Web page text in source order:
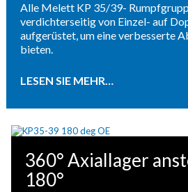
Alle Melett KP 35/39-
verdichterseitig von Einzel- auf
aufgerüstet, um eine verbesserte
bieten.
LESEN SIE MEHR…
360° Axiallager
180°